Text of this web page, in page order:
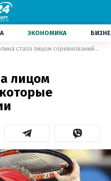
ЭКОНОМИКА
Свитолина стала лицом соревнований, которые пройдут в России
лицом